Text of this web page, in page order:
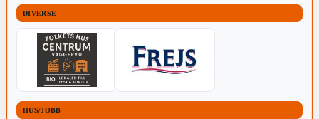
DIVERSE
HUS/JOBB